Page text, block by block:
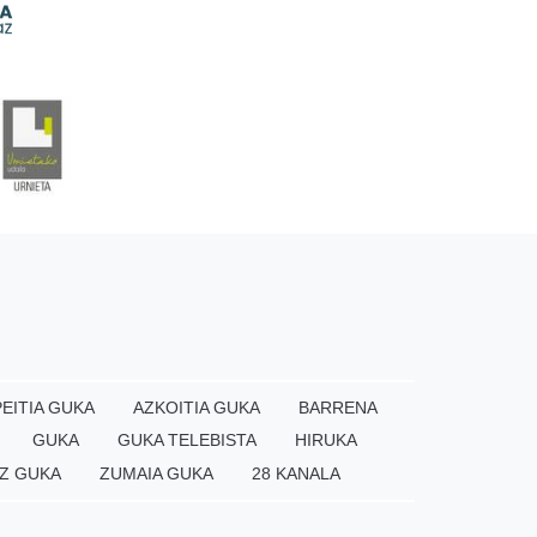
GUKA AZKOITIA GUKA
BARRENA
GUKA GUKA TELEBISTA
HIRUKA
GUKA ZUMAIA GUKA 28 KANALA